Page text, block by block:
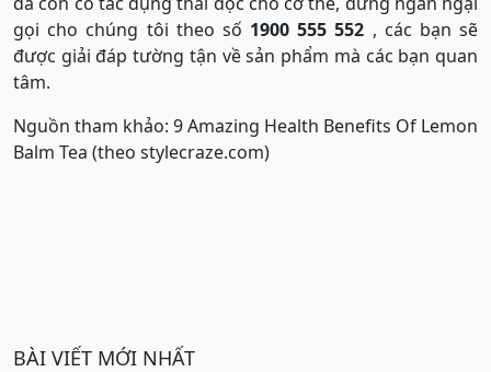
gọi cho chúng tôi theo số 1900 555 552 , các bạn sẽ
được giải đáp tường tận về sản phẩm mà các bạn quan
tâm.
Nguồn tham khảo: 9 Amazing Health Benefits Of Lemon
Balm Tea (theo stylecraze.com)
BÀI VIẾT MỚI NHẤT